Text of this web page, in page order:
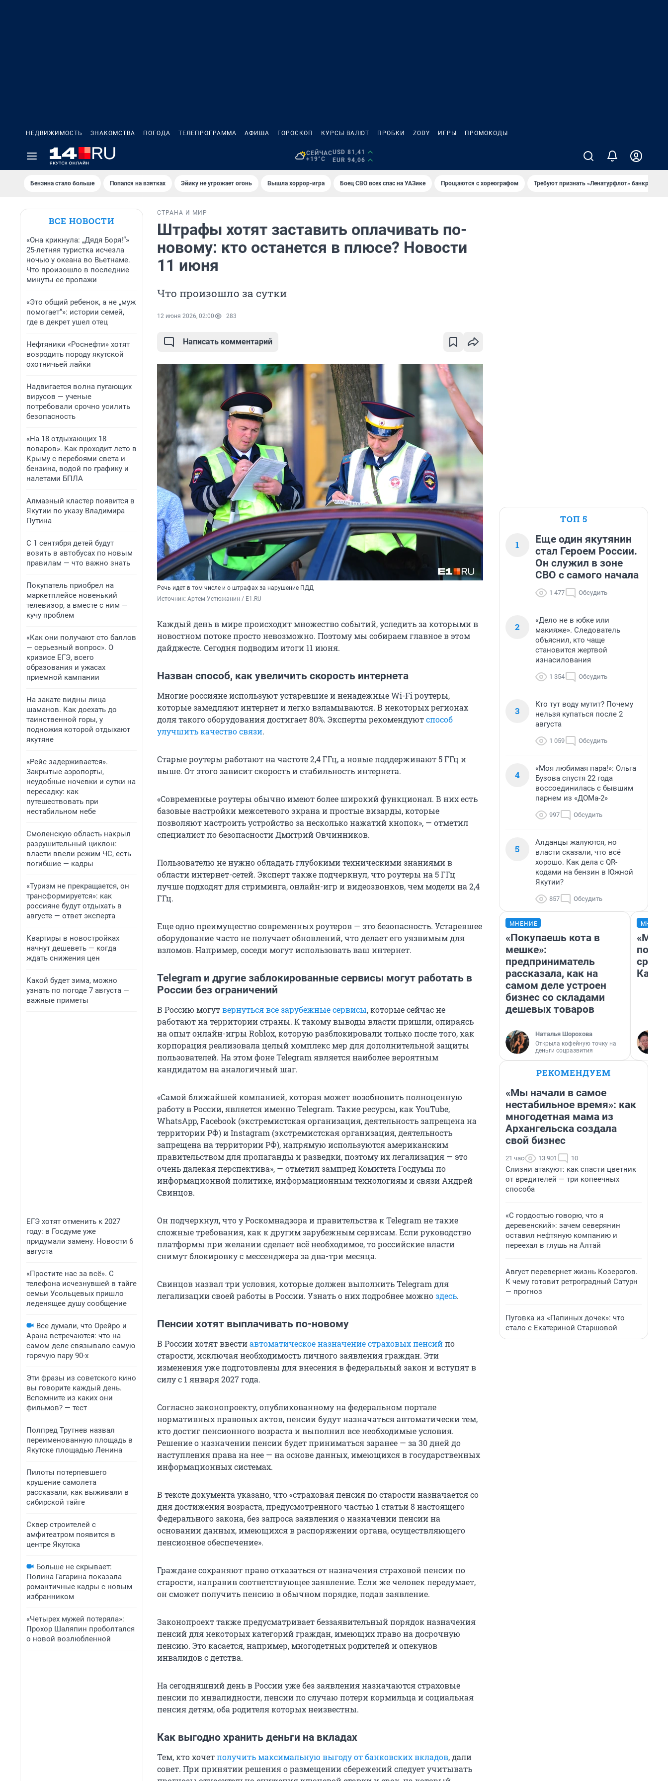
НЕДВИЖИМОСТЬ ЗНАКОМСТВА ПОГОДА ТЕЛЕПРОГРАММА АФИША ГОРОСКОП КУРСЫ ВАЛЮТ ПРОБКИ ZODY ИГРЫ ПРОМОКОДЫ
СЕЙЧАС
+19°C
USD 81,41
EUR 94,06
Бензина стало больше Попался на взятках Эйику не угрожает огонь Вышла хоррор-игра Боец СВО всех спас на УАЗике Прощаются с хореографом Требуют признать «Ленатурфлот» банкротом
ВСЕ НОВОСТИ
«Она крикнула: „Дядя Боря!“»
25-летняя туристка исчезла
ночью у океана во Вьетнаме.
Что произошло в последние
минуты ее пропажи
«Это общий ребенок, а не „муж
помогает“»: истории семей,
где в декрет ушел отец
Нефтяники «Роснефти» хотят
возродить породу якутской
охотничьей лайки
Надвигается волна пугающих
вирусов — ученые
потребовали срочно усилить
безопасность
«На 18 отдыхающих 18
поваров». Как проходит лето в
Крыму с перебоями света и
бензина, водой по графику и
налетами БПЛА
Алмазный кластер появится в
Якутии по указу Владимира
Путина
С 1 сентября детей будут
возить в автобусах по новым
правилам — что важно знать
Покупатель приобрел на
маркетплейсе новенький
телевизор, а вместе с ним —
кучу проблем
«Как они получают сто баллов
— серьезный вопрос». О
кризисе ЕГЭ, всего
образования и ужасах
приемной кампании
На закате видны лица
шаманов. Как доехать до
таинственной горы, у
подножия которой отдыхают
якутяне
«Рейс задерживается».
Закрытые аэропорты,
неудобные ночевки и сутки на
пересадку: как
путешествовать при
нестабильном небе
Смоленскую область накрыл
разрушительный циклон:
власти ввели режим ЧС, есть
погибшие — кадры
«Туризм не прекращается, он
трансформируется»: как
россияне будут отдыхать в
августе — ответ эксперта
Квартиры в новостройках
начнут дешеветь — когда
ждать снижения цен
Какой будет зима, можно
узнать по погоде 7 августа —
важные приметы
ЕГЭ хотят отменить к 2027
году: в Госдуме уже
придумали замену. Новости 6
августа
«Простите нас за всё». С
телефона исчезнувшей в тайге
семьи Усольцевых пришло
леденящее душу сообщение
Все думали, что Орейро и
Арана встречаются: что на
самом деле связывало самую
горячую пару 90-х
Эти фразы из советского кино
вы говорите каждый день.
Вспомните из каких они
фильмов? — тест
Полпред Трутнев назвал
переименованную площадь в
Якутске площадью Ленина
Пилоты потерпевшего
крушение самолета
рассказали, как выживали в
сибирской тайге
Сквер строителей с
амфитеатром появится в
центре Якутска
Больше не скрывает:
Полина Гагарина показала
романтичные кадры с новым
избранником
«Четырех мужей потеряла»:
Прохор Шаляпин проболтался
о новой возлюбленной
СТРАНА И МИР
Штрафы хотят заставить оплачивать по-
новому: кто останется в плюсе? Новости
11 июня
Что произошло за сутки
12 июня 2026, 02:00 283
Написать комментарий
Речь идет в том числе и о штрафах за нарушение ПДД
Источник: Артем Устюжанин / E1.RU
Каждый день в мире происходит множество событий, уследить за которыми в
новостном потоке просто невозможно. Поэтому мы собираем главное в этом
дайджесте. Сегодня подводим итоги 11 июня.
Назван способ, как увеличить скорость интернета
Многие россияне используют устаревшие и ненадежные Wi-Fi роутеры,
которые замедляют интернет и легко взламываются. В некоторых регионах
доля такого оборудования достигает 80%. Эксперты рекомендуютспособ
улучшить качество связи.
Старые роутеры работают на частоте 2,4 ГГц, а новые поддерживают 5 ГГц и
выше. От этого зависит скорость и стабильность интернета.
«Современные роутеры обычно имеют более широкий функционал. В них есть
базовые настройки межсетевого экрана и простые визарды, которые
позволяют настроить устройство за несколько нажатий кнопок», — отметил
специалист по безопасности Дмитрий Овчинников.
Пользователю не нужно обладать глубокими техническими знаниями в
области интернет-сетей. Эксперт также подчеркнул, что роутеры на 5 ГГц
лучше подходят для стриминга, онлайн-игр и видеозвонков, чем модели на 2,4
ГГц.
Еще одно преимущество современных роутеров — это безопасность. Устаревшее
оборудование часто не получает обновлений, что делает его уязвимым для
взломов. Например, соседи могут использовать ваш интернет.
Telegram и другие заблокированные сервисы могут работать в
России без ограничений
В Россию могутвернуться все зарубежные сервисы, которые сейчас не
работают на территории страны. К такому выводы власти пришли, опираясь
на опыт онлайн-игры Roblox, которую разблокировали только после того, как
корпорация реализовала целый комплекс мер для дополнительной защиты
пользователей. На этом фоне Telegram является наиболее вероятным
кандидатом на аналогичный шаг.
«Самой ближайшей компанией, которая может возобновить полноценную
работу в России, является именно Telegram. Такие ресурсы, как YouTube,
WhatsApp, Facebook (экстремистская организация, деятельность запрещена на
территории РФ) и Instagram (экстремистская организация, деятельность
запрещена на территории РФ), напрямую используются американским
правительством для пропаганды и разведки, поэтому их легализация — это
очень далекая перспектива», — отметил зампред Комитета Госдумы по
информационной политике, информационным технологиям и связи Андрей
Свинцов.
Он подчеркнул, что у Роскомнадзора и правительства к Telegram не такие
сложные требования, как к другим зарубежным сервисам. Если руководство
платформы при желании сделает всё необходимое, то российские власти
снимут блокировку с мессенджера за два-три месяца.
Свинцов назвал три условия, которые должен выполнить Telegram для
легализации своей работы в России. Узнать о них подробнее можноздесь.
Пенсии хотят выплачивать по-новому
В России хотят ввестиавтоматическое назначение страховых пенсийпо
старости, исключая необходимость личного заявления граждан. Эти
изменения уже подготовлены для внесения в федеральный закон и вступят в
силу с 1 января 2027 года.
Согласно законопроекту, опубликованному на федеральном портале
нормативных правовых актов, пенсии будут назначаться автоматически тем,
кто достиг пенсионного возраста и выполнил все необходимые условия.
Решение о назначении пенсии будет приниматься заранее — за 30 дней до
наступления права на нее — на основе данных, имеющихся в государственных
информационных системах.
В тексте документа указано, что «страховая пенсия по старости назначается со
дня достижения возраста, предусмотренного частью 1 статьи 8 настоящего
Федерального закона, без запроса заявления о назначении пенсии на
основании данных, имеющихся в распоряжении органа, осуществляющего
пенсионное обеспечение».
Граждане сохраняют право отказаться от назначения страховой пенсии по
старости, направив соответствующее заявление. Если же человек передумает,
он сможет получить пенсию в обычном порядке, подав заявление.
Законопроект также предусматривает беззаявительный порядок назначения
пенсий для некоторых категорий граждан, имеющих право на досрочную
пенсию. Это касается, например, многодетных родителей и опекунов
инвалидов с детства.
На сегодняшний день в России уже без заявления назначаются страховые
пенсии по инвалидности, пенсии по случаю потери кормильца и социальная
пенсия детям, оба родителя которых неизвестны.
Как выгодно хранить деньги на вкладах
Тем, кто хочетполучить максимальную выгоду от банковских вкладов, дали
совет. При принятии решения о размещении сбережений следует учитывать
ТОП 5
1
Еще один якутянин
стал Героем России.
Он служил в зоне
СВО с самого начала
1 477 Обсудить
2
«Дело не в юбке или
макияже». Следователь
объяснил, кто чаще
становится жертвой
изнасилования
1 354 Обсудить
3
Кто тут воду мутит? Почему
нельзя купаться после 2
августа
1 059 Обсудить
4
«Моя любимая пара!»: Ольга
Бузова спустя 22 года
воссоединилась с бывшим
парнем из «ДОМа-2»
997 Обсудить
5
Алданцы жалуются, но
власти сказали, что всё
хорошо. Как дела с QR-
кодами на бензин в Южной
Якутии?
857 Обсудить
МНЕНИЕ
«Покупаешь кота в
мешке»:
предприниматель
рассказала, как на
самом деле устроен
бизнес со складами
дешевых товаров
Наталья Шорохова
Открыла кофейную точку на
деньги соцразвития
РЕКОМЕНДУЕМ
«Мы начали в самое
нестабильное время»: как
многодетная мама из
Архангельска создала
свой бизнес
21 час 13 901 10
Слизни атакуют: как спасти цветник
от вредителей — три копеечных
способа
«С гордостью говорю, что я
деревенский»: зачем северянин
оставил нефтяную компанию и
переехал в глушь на Алтай
Август перевернет жизнь Козерогов.
К чему готовит ретроградный Сатурн
— прогноз
Пуговка из «Папиных дочек»: что
стало с Екатериной Старшовой